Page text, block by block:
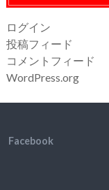
ログイン
投稿フィード
コメントフィード
WordPress.org
Facebook